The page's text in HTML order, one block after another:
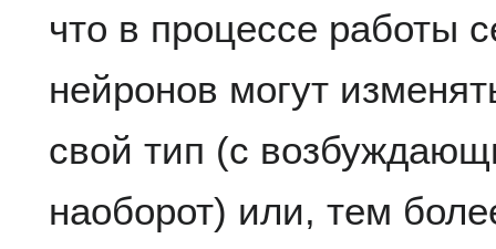
что в процессе работы
нейронов могут
свой тип (с
наоборот) или, тем